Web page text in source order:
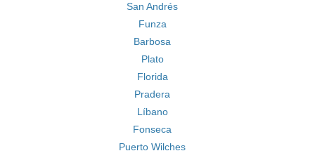
San Andrés
Funza
Barbosa
Plato
Florida
Pradera
Líbano
Fonseca
Puerto Wilches